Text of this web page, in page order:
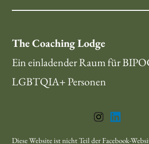
The Coaching Lodge
Ein einladender Raum für
LGBTQIA+ Personen
Diese Website ist nicht Teil der Facebook-